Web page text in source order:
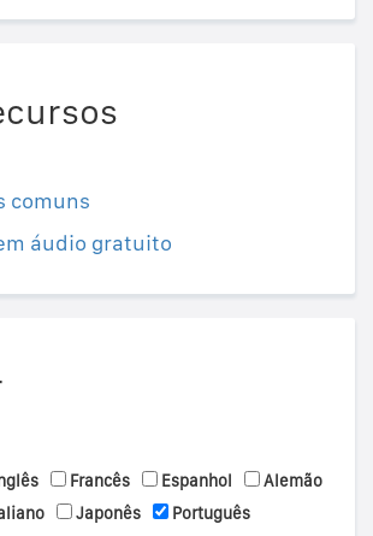
comuns
áudio gratuito
Francês Espanhol
Alemão
Japonês
Português